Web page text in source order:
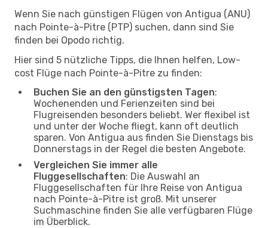
Wenn Sie nach günstigen Flügen von Antigua (ANU)
nach Pointe-à-Pitre (PTP) suchen, dann sind Sie
finden bei Opodo richtig.
Hier sind 5 nützliche Tipps, die Ihnen helfen, Low-
cost Flüge nach Pointe-à-Pitre zu finden:
Buchen Sie an den günstigsten Tagen:
Wochenenden und Ferienzeiten sind bei
Flugreisenden besonders beliebt. Wer flexibel ist
und unter der Woche fliegt, kann oft deutlich
sparen. Von Antigua aus finden Sie Dienstags bis
Donnerstags in der Regel die besten Angebote.
Vergleichen Sie immer alle
Fluggesellschaften: Die Auswahl an
Fluggesellschaften für Ihre Reise von Antigua
nach Pointe-à-Pitre ist groß. Mit unserer
Suchmaschine finden Sie alle verfügbaren Flüge
im Überblick.